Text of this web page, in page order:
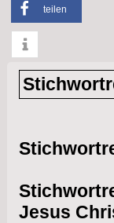
teilen
info
Jesus